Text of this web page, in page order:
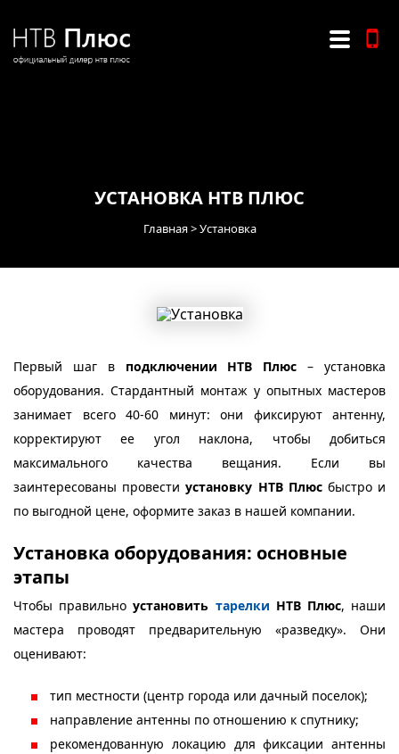
УСТАНОВКА НТВ ПЛЮС
Главная Установка
Первый шаг в подключении НТВ Плюс – установка
оборудования. Стардантный монтаж у опытных мастеров
занимает всего 40-60 минут: они фиксируют антенну,
корректируют ее угол наклона, чтобы добиться
максимального качества вещания. Если вы
заинтересованы провестиустановку НТВ Плюсбыстро и
по выгодной цене, оформите заказ в нашей компании.
Установка оборудования: основные
этапы
Чтобы правильноустановить тарелки НТВ Плюс, наши
мастера проводят предварительную «разведку». Они
оценивают:
тип местности (центр города или дачный поселок);
направление антенны по отношению к спутнику;
рекомендованную локацию для фиксации антенны